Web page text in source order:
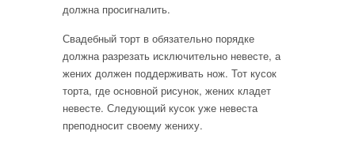
должна просигналить.
Свадебный торт в обязательно порядке
должна разрезать исключительно невесте, а
жених должен поддерживать нож. Тот кусок
торта, где основной рисунок, жених кладет
невесте. Следующий кусок уже невеста
преподносит своему жениху.